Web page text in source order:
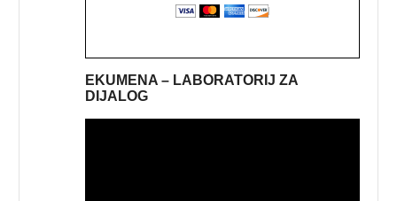
EKUMENA – LABORATORIJ ZA
DIJALOG